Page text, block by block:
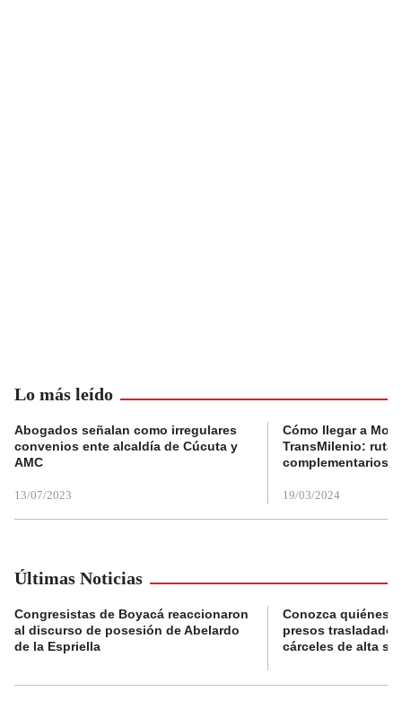
Lo más leído
Abogados señalan como irregulares
convenios ente alcaldía de Cúcuta y
AMC
13/07/2023
Cómo llegar a
TransMilenio:
complementarios
19/03/2024
Últimas Noticias
Congresistas de Boyacá reaccionaron
al discurso de posesión de Abelardo
de la Espriella
Conozca quiénes
presos
cárceles de alta